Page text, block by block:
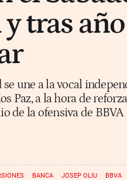
y tras
une a la vocal
Paz, a la hora de
de la ofensiva de BBVA
BANCA JOSEP OLIU BBVA